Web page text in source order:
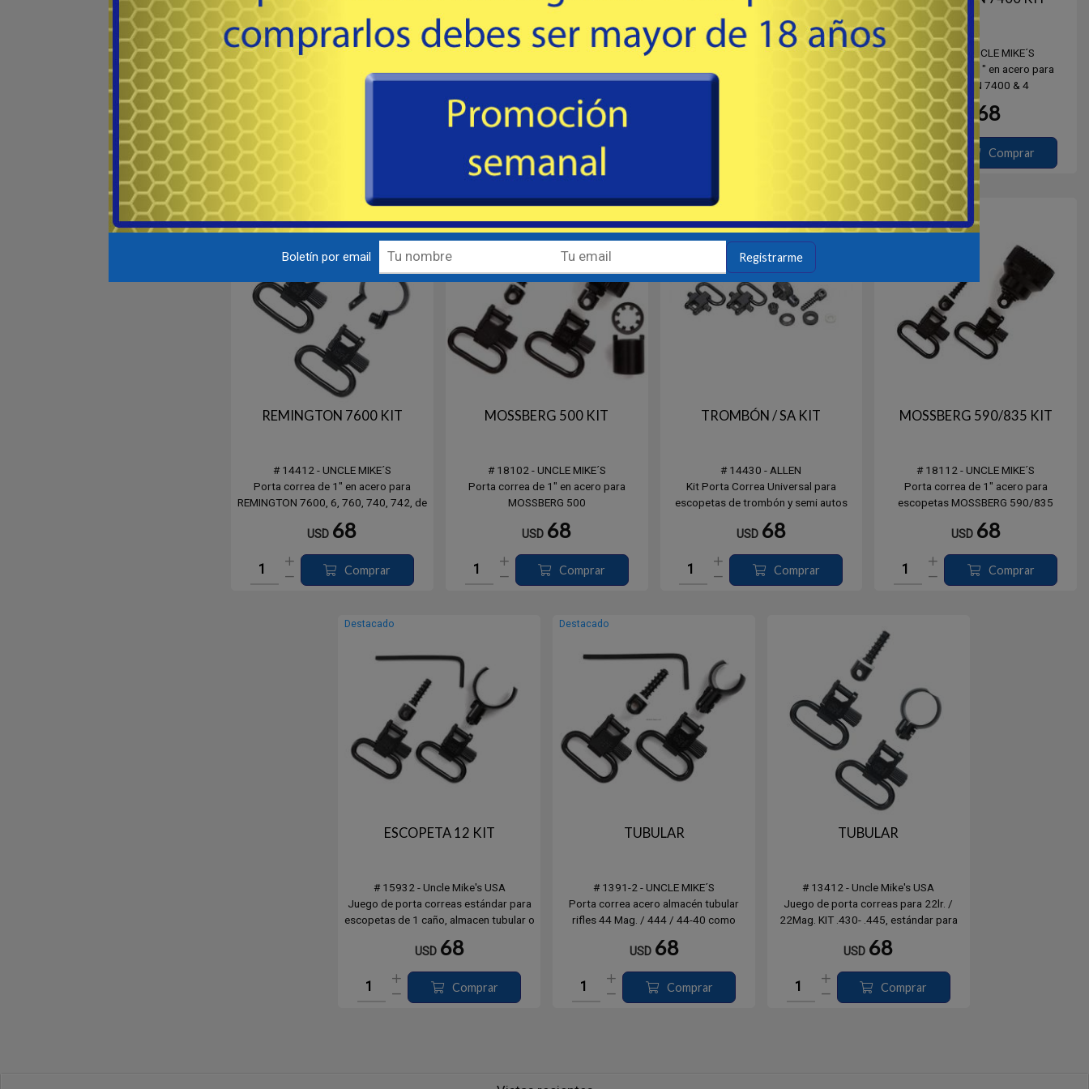
# 15612 - UNCLE MIKE´S
Porta correa en acero universal para la
mayoría de las escopetas de trombón y
semiautomáticas. Exceptuando
Browning® de 2000, Winchester®
1400, Ithaca® 37, 30 Savage® o
# 18032 - Uncle Mike's USA
Juego de porta correas estándar en
aceron de 1" para REMINGTON 1187
USD 68
Comprar
# 18202 - UNCLE MIKE´S
Porta correa de 1" en acero, para
WINCHESTER 1200 / 1300 en calibre
# 11712 - UNCLE MIKE´S
Porta correa de 1" en acero para
REMINGTON 7400 & 4
USD 68
Comprar
Destacado
REMINGTON 7600 KIT
# 14412 - UNCLE MIKE´S
Porta correa de 1" en acero para
REMINGTON 7600, 6, 760, 740, 742, de
- 1,68cms.
USD 68
Comprar
Destacado
MOSSBERG 500 KIT
# 18102 - UNCLE MIKE´S
Porta correa de 1" en acero para
MOSSBERG 500
USD 68
Comprar
Destacado
TROMBÓN / SA KIT
# 14430 - ALLEN
Kit Porta Correa Universal para
escopetas de trombón y semi autos
espaciadores blancos
USD 68
Comprar
Destacado
MOSSBERG 590/835 KIT
# 18112 - UNCLE MIKE´S
Porta correa de 1" acero para
escopetas MOSSBERG 590/835
USD 68
Comprar
Destacado
ESCOPETA 12 KIT
# 15932 - Uncle Mike's USA
Juego de porta correas estándar para
escopetas de 1 caño, almacen tubular o
Medidas: Ø .800-.850" // Ø 2.032 -
USD 68
Comprar
Destacado
TUBULAR
# 1391-2 - UNCLE MIKE´S
Porta correa acero almacén tubular
rifles 44 Mag. / 444 / 44-40 como
Para cañones o tubos cargadores de
También en escopetas 410.
USD 68
Comprar
TUBULAR
# 13412 - Uncle Mike's USA
Juego de porta correas para 22lr. /
22Mag. KIT .430- .445, estándar para
rifles, excepto Winchester 94/22M US.
USD 68
Comprar
Boletín por email Registrarme